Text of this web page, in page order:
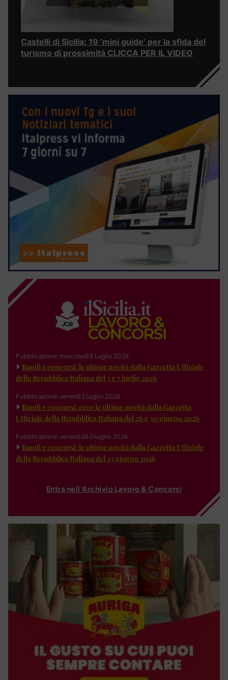
Castelli di Sicilia: 19 ‘mini guide’ per la sfida del
turismo di prossimità CLICCA PER IL VIDEO
Pubblicazione: mercoledì 8 Luglio 2026
Bandi e concorsi: le ultime novità dalla Gazzetta Ufficiale
della Repubblica Italiana del 3 e 7 luglio 2026
Pubblicazione: venerdì 3 Luglio 2026
Bandi e concorsi: ecco le ultime novità dalla Gazzetta
Ufficiale della Repubblica Italiana del 26 e 30 giugno 2026
Pubblicazione: venerdì 26 Giugno 2026
Bandi e concorsi: le ultime novità dalla Gazzetta Ufficiale
della Repubblica Italiana del 23 giugno 2026
Entra nell'Archivio Lavoro & Concorsi